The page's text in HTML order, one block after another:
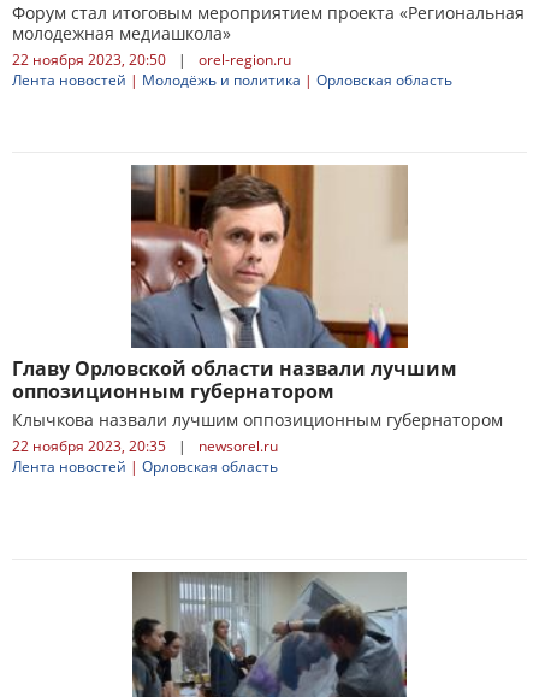
Форум стал итоговым мероприятием проекта «Региональная
молодежная медиашкола»
22 ноября 2023, 20:50 |
orel-region.ru
Лента новостей | Молодёжь и политика | Орловская область
Главу Орловской области назвали лучшим
оппозиционным губернатором
Клычкова назвали лучшим оппозиционным губернатором
22 ноября 2023, 20:35 |
newsorel.ru
Лента новостей | Орловская область